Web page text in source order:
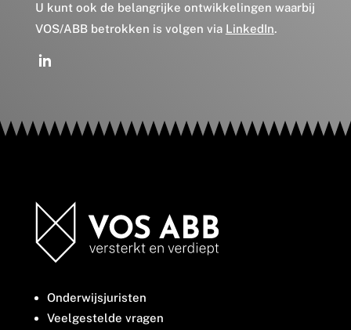
U kunt ook de belangrijke ontwikkelingen waarbij
VOS/ABB betrokken is volgen via LinkedIn.
Onderwijsjuristen
Veelgestelde vragen